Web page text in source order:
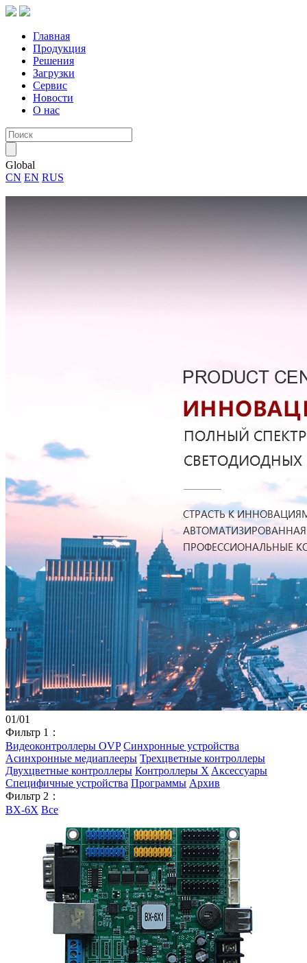
Главная
Продукция
Решения
Загрузки
Сервис
Новости
О нас
Global
CN EN RUS
01/01
Фильтр 1：
Видеоконтроллеры OVP Синхронные устройства
Асинхронные медиаплееры Трехцветные контроллеры
Двухцветные контроллеры Контроллеры X Aксессуары
Специфичные устройства Программы Архив
Фильтр 2：
BX-6X Все